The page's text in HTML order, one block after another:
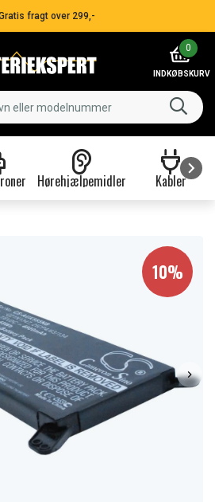
fragt over 299,-
0
INDKØBSKURV
Hørehjælpemidler Kabler
10%